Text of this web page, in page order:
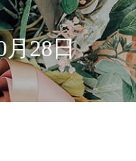
月28日